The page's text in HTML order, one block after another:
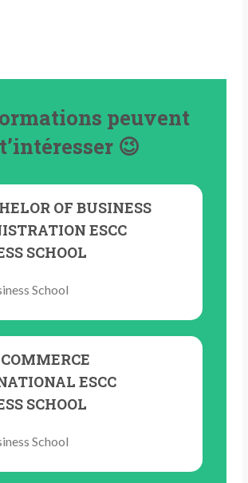
peuvent
t’intéresser 😉
OF BUSINESS
ESCC
SCHOOL
School
ESCC
SCHOOL
School